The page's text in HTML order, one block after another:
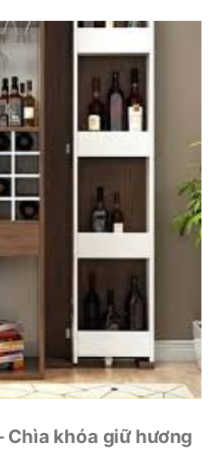
Chìa khóa giữ hương